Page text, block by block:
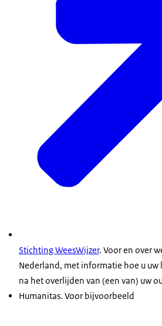
Juridisch Loket
. Zij kunnen
Als u in aanmerking komt
Stichting WeesWijzer. Voor en over
Nederland, met informatie hoe u
na het overlijden van (een van) uw
Humanitas. Voor bijvoorbeeld